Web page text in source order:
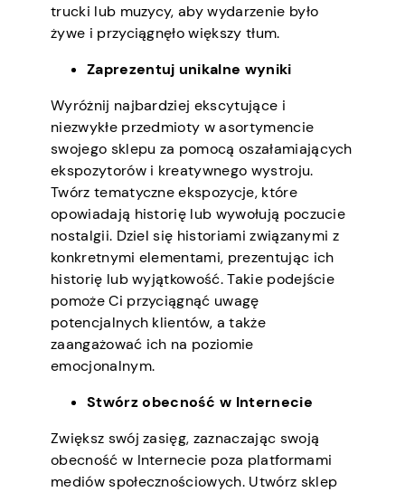
trucki lub muzycy, aby wydarzenie było
żywe i przyciągnęło większy tłum.
Zaprezentuj unikalne wyniki
Wyróżnij najbardziej ekscytujące i
niezwykłe przedmioty w asortymencie
swojego sklepu za pomocą oszałamiających
ekspozytorów i kreatywnego wystroju.
Twórz tematyczne ekspozycje, które
opowiadają historię lub wywołują poczucie
nostalgii. Dziel się historiami związanymi z
konkretnymi elementami, prezentując ich
historię lub wyjątkowość. Takie podejście
pomoże Ci przyciągnąć uwagę
potencjalnych klientów, a także
zaangażować ich na poziomie
emocjonalnym.
Stwórz obecność w Internecie
Zwiększ swój zasięg, zaznaczając swoją
obecność w Internecie poza platformami
mediów społecznościowych. Utwórz sklep